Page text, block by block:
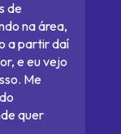
de
na área,
a partir daí
e eu vejo
Me
quer